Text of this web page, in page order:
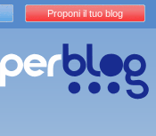
Proponi il tuo blog